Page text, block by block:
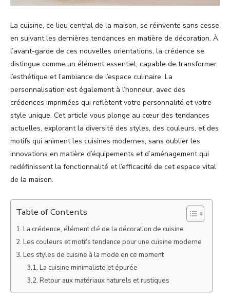
La cuisine, ce lieu central de la maison, se réinvente sans cesse
en suivant les dernières tendances en matière de décoration. À
l’avant-garde de ces nouvelles orientations, la crédence se
distingue comme un élément essentiel, capable de transformer
l’esthétique et l’ambiance de l’espace culinaire. La
personnalisation est également à l’honneur, avec des
crédences imprimées qui reflètent votre personnalité et votre
style unique. Cet article vous plonge au cœur des tendances
actuelles, explorant la diversité des styles, des couleurs, et des
motifs qui animent les cuisines modernes, sans oublier les
innovations en matière d’équipements et d’aménagement qui
redéfinissent la fonctionnalité et l’efficacité de cet espace vital
de la maison.
Table of Contents
La crédence, élément clé de la décoration de cuisine
Les couleurs et motifs tendance pour une cuisine moderne
Les styles de cuisine à la mode en ce moment
La cuisine minimaliste et épurée
Retour aux matériaux naturels et rustiques